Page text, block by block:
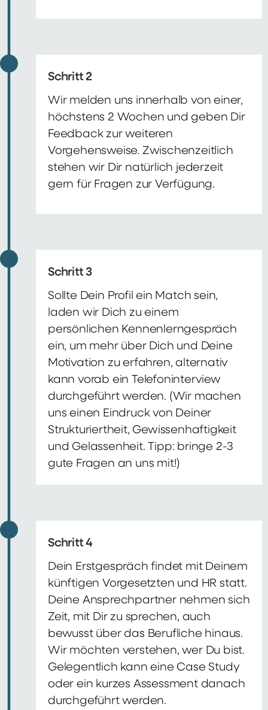
Schritt 2
Wir melden uns innerhalb von einer,
höchstens 2 Wochen und geben Dir
Feedback zur weiteren
Vorgehensweise. Zwischenzeitlich
stehen wir Dir natürlich jederzeit
gern für Fragen zur Verfügung.
Schritt 3
Sollte Dein Profil ein Match sein,
laden wir Dich zu einem
persönlichen Kennenlerngespräch
ein, um mehr über Dich und Deine
Motivation zu erfahren, alternativ
kann vorab ein Telefoninterview
durchgeführt werden. (Wir machen
uns einen Eindruck von Deiner
Strukturiertheit, Gewissenhaftigkeit
und Gelassenheit. Tipp: bringe 2-3
gute Fragen an uns mit!)
Schritt 4
Dein Erstgespräch findet mit Deinem
künftigen Vorgesetzten und HR statt.
Deine Ansprechpartner nehmen sich
Zeit, mit Dir zu sprechen, auch
bewusst über das Berufliche hinaus.
Wir möchten verstehen, wer Du bist.
Gelegentlich kann eine Case Study
oder ein kurzes Assessment danach
durchgeführt werden.